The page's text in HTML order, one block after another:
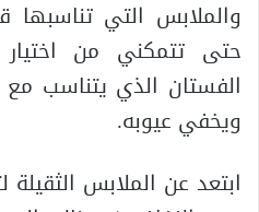
والملابس التي تناسبها
حتى تتمكني من
الفستان الذي يتناسب
ويخفي عيوبه.
ابتعد عن الملابس